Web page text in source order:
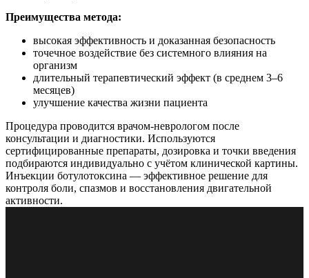
Преимущества метода:
высокая эффективность и доказанная безопасность
точечное воздействие без системного влияния на
организм
длительный терапевтический эффект (в среднем 3–6
месяцев)
улучшение качества жизни пациента
Процедура проводится врачом-неврологом после
консультации и диагностики. Используются
сертифицированные препараты, дозировка и точки введения
подбираются индивидуально с учётом клинической картины.
Инъекции ботулотоксина — эффективное решение для
контроля боли, спазмов и восстановления двигательной
активности.